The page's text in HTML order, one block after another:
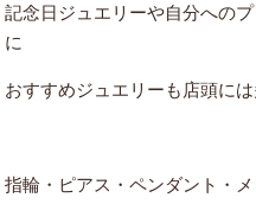
記念日ジュエリーや自分への
に
おすすめジュエリーも店頭に
指輪・ピアス・ペンダント・